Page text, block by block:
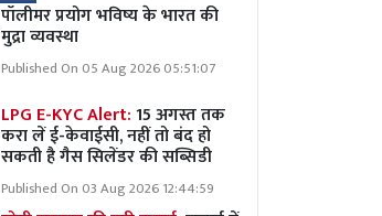
पॉलीमर प्रयोग भविष्य के भारत की
मुद्रा व्यवस्था
Published On 05 Aug 2026 05:51:07
LPG E-KYC Alert:15 अगस्त तक
करा लें ई-केवाईसी, नहीं तो बंद हो
सकती है गैस सिलेंडर की सब्सिडी
Published On 03 Aug 2026 12:44:59